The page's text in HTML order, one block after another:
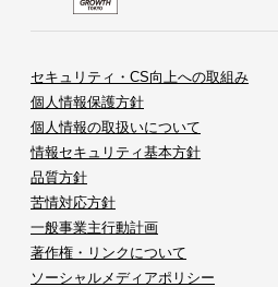
セキュリティ・CS向上への取組み
個人情報保護方針
個人情報の取扱いについて
情報セキュリティ基本方針
品質方針
苦情対応方針
一般事業主行動計画
著作権・リンクについて
ソーシャルメディアポリシー